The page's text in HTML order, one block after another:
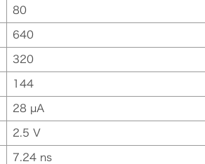
80
640
320
144
28 µA
2.5 V
7.24 ns